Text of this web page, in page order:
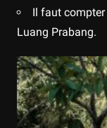
Il faut
Luang Prabang.